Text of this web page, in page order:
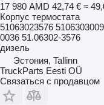
17 980 AMD 42,74 € ≈
Корпус термостата
51063023576
0036 51.06302-3576
дизель
Эстония, Tallinn
TruckParts Eesti OÜ
Связаться с продавцом